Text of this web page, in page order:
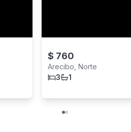
$ 760
Arecibo, Norte
3
1